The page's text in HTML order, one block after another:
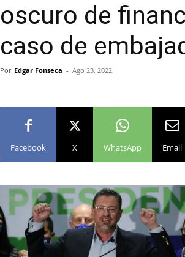
oscuro de
caso de
Por Edgar Fonseca - Ago 23, 2022
Facebook X WhatsApp Email